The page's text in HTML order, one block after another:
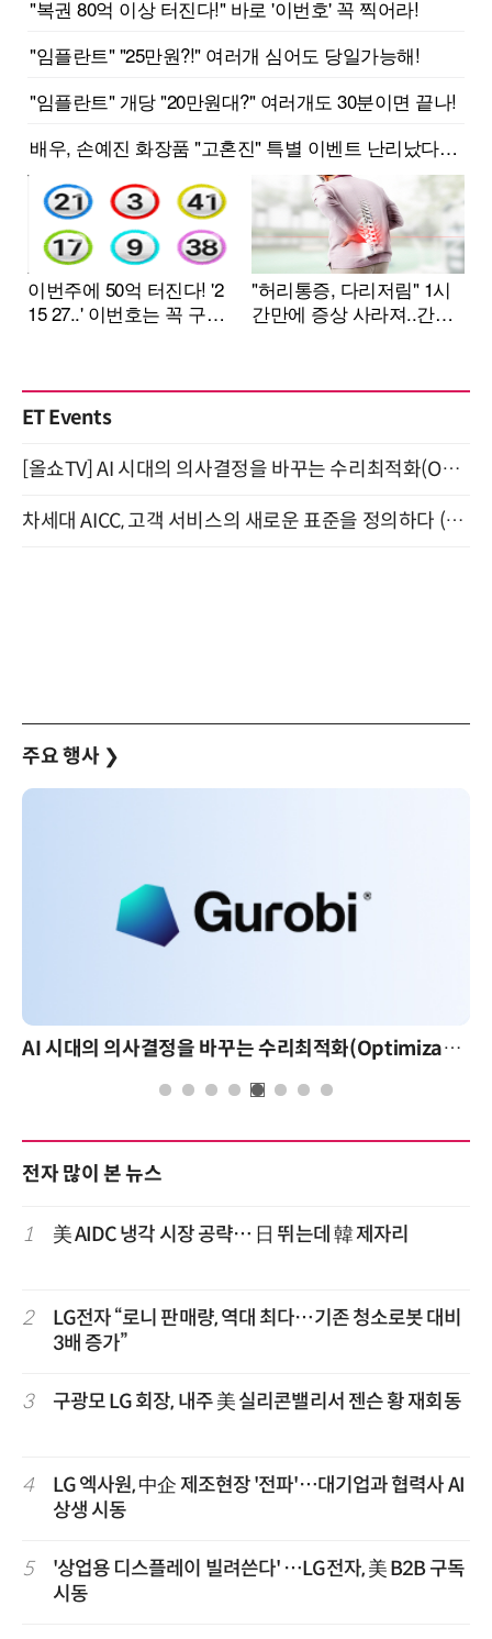
ET Events
[올쇼TV] AI 시대의 의사결정을 바꾸는 수리최적화(Optimization) 소개 (8/20 생방송)
차세대 AICC, 고객 서비스의 새로운 표준을 정의하다 (9/9)
주요 행사 ❯
AI 핀옵스 실전 세미나: 폭증하는 AI 토큰 비용 관리 전략
전자 많이 본 뉴스
1 美 AIDC 냉각 시장 공략… 日 뛰는데 韓 제자리
2
LG전자 “로니 판매량, 역대 최다…기존 청소로봇 대비
3배 증가”
3 구광모 LG 회장, 내주 美 실리콘밸리서 젠슨 황 재회동
4
LG 엑사원, 中企 제조현장 '전파'…대기업과 협력사 AI
상생 시동
5
'상업용 디스플레이 빌려쓴다' …LG전자, 美 B2B 구독
시동